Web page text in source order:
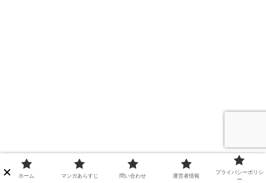
ホーム マンガあらすじ 問い合わせ 運営者情報
プライバシーポリシ
ー